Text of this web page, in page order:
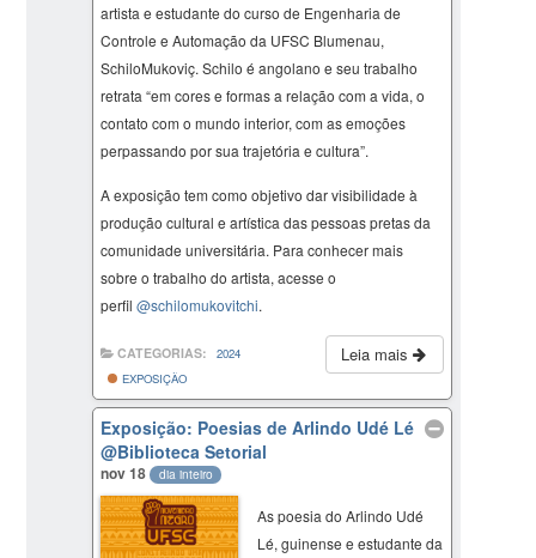
artista e estudante do curso de Engenharia de
Controle e Automação da UFSC Blumenau,
SchiloMukoviç. Schilo é angolano e seu trabalho
retrata “em cores e formas a relação com a vida, o
contato com o mundo interior, com as emoções
perpassando por sua trajetória e cultura”.
A exposição tem como objetivo dar visibilidade à
produção cultural e artística das pessoas pretas da
comunidade universitária. Para conhecer mais
sobre o trabalho do artista, acesse o
perfil@schilomukovitchi.
Leia mais
CATEGORIAS:
2024
EXPOSIÇÃO
Exposição: Poesias de Arlindo Udé Lé
@Biblioteca Setorial
nov 18 dia inteiro
As poesia do Arlindo Udé
Lé, guinense e estudante da